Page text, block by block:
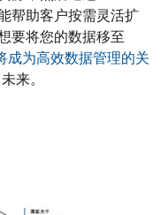
帮助客户按需灵活扩
要将您的数据移至
成为高效数据管理的关
来。